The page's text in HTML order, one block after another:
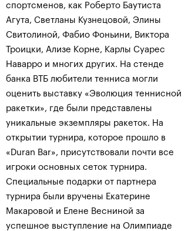
спортсменов, как Роберто Баутиста
Агута, Светланы Кузнецовой, Элины
Свитолиной, Фабио Фоньини, Виктора
Троицки, Ализе Корне, Карлы Суарес
Наварро и многих других. На стенде
банка ВТБ любители тенниса могли
оценить выставку «Эволюция теннисной
ракетки», где были представлены
уникальные экземпляры ракеток. На
открытии турнира, которое прошло в
«Duran Bar», присутствовали почти все
игроки основных сеток турнира.
Специальные подарки от партнера
турнира были вручены Екатерине
Макаровой и Елене Весниной за
успешное выступление на Олимпиаде